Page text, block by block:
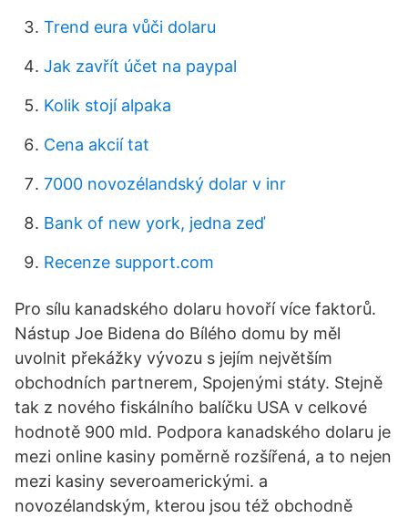
Trend eura vůči dolaru
Jak zavřít účet na paypal
Kolik stojí alpaka
Cena akcií tat
7000 novozélandský dolar v inr
Bank of new york, jedna zeď
Recenze support.com
Pro sílu kanadského dolaru hovoří více faktorů.
Nástup Joe Bidena do Bílého domu by měl
uvolnit překážky vývozu s jejím největším
obchodních partnerem, Spojenými státy. Stejně
tak z nového fiskálního balíčku USA v celkové
hodnotě 900 mld. Podpora kanadského dolaru je
mezi online kasiny poměrně rozšířená, a to nejen
mezi kasiny severoamerickými. a
novozélandským, kterou jsou též obchodně